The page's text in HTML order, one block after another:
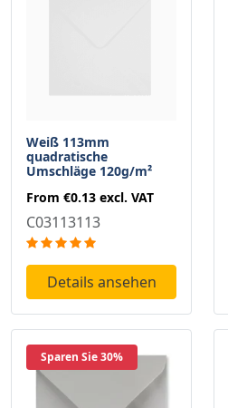
Weiß 113mm
quadratische
Umschläge 120g/m²
From €0.13 excl. VAT
C03113113
Details ansehen
Sparen Sie 30%